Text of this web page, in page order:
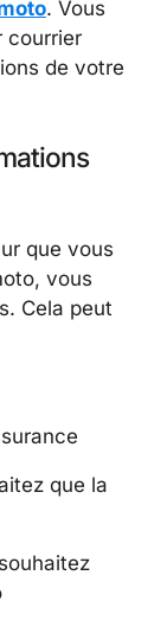
. Vous
courrier
de votre
que vous
vous
Cela peut
que la